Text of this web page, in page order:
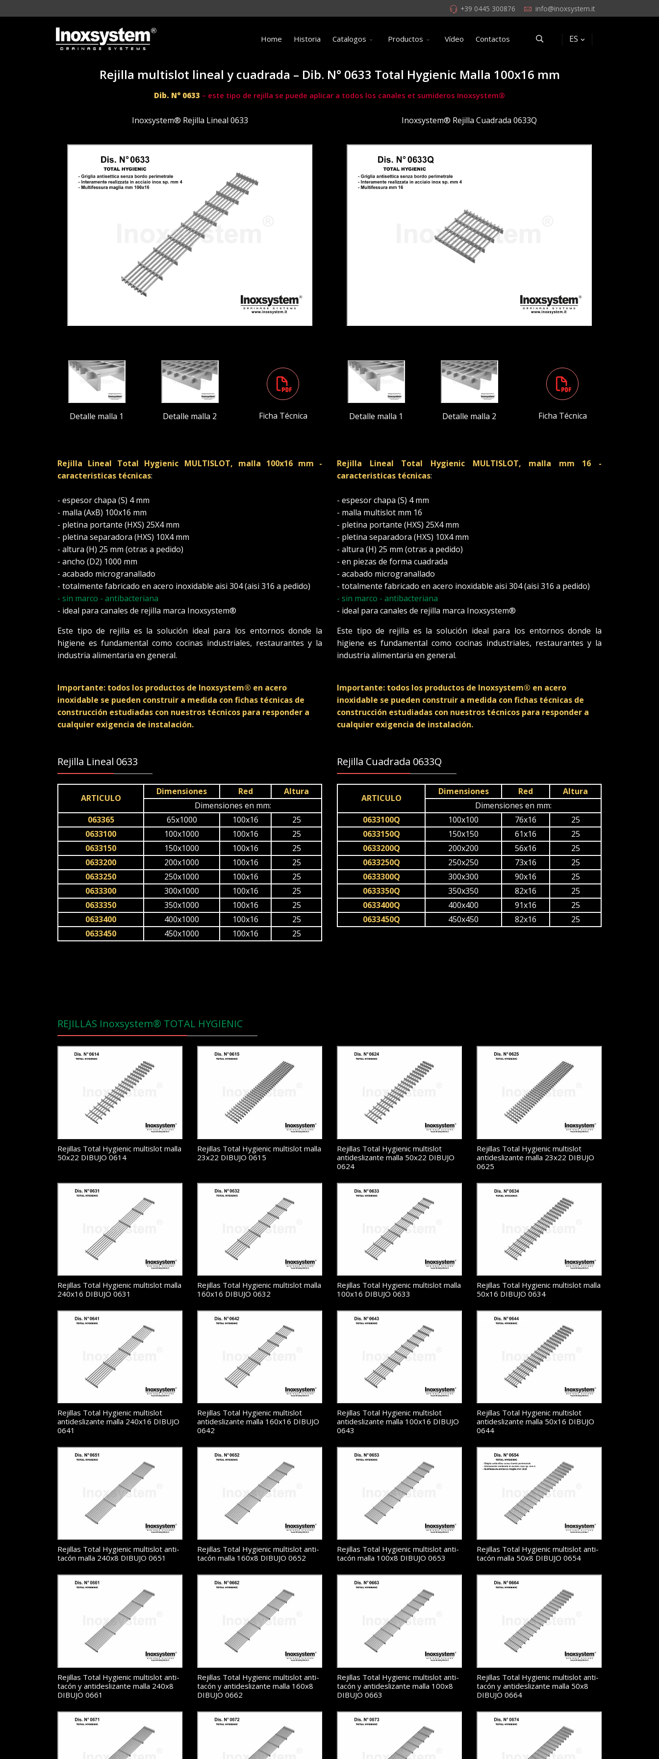
+39 0445 300876 info@inoxsystem.it
Home Historia Catalogos Productos Vídeo Contactos ES
Rejilla multislot lineal y cuadrada – Dib. N° 0633 Total Hygienic Malla 100x16 mm
Dib. N° 0633 – este tipo de rejilla se puede aplicar a todos los canales et sumideros Inoxsystem®
Inoxsystem® Rejilla Lineal 0633
Detalle malla 1 Detalle malla 2 Ficha Técnica
Rejilla Lineal Total Hygienic MULTISLOT, malla 100x16 mm -
caracteristicas técnicas:
- espesor chapa (S) 4 mm
- malla (AxB) 100x16 mm
- pletina portante (HXS) 25X4 mm
- pletina separadora (HXS) 10X4 mm
- altura (H) 25 mm (otras a pedido)
- ancho (D2) 1000 mm
- acabado microgranallado
- totalmente fabricado en acero inoxidable aisi 304 (aisi 316 a pedido)
- sin marco - antibacteriana
- ideal para canales de rejilla marca Inoxsystem®
Este tipo de rejilla es la solución ideal para los entornos donde la
higiene es fundamental como cocinas industriales, restaurantes y la
industria alimentaria en general.
Importante: todos los productos de Inoxsystem® en acero
inoxidable se pueden construir a medida con fichas técnicas de
construcción estudiadas con nuestros técnicos para responder a
cualquier exigencia de instalación.
Rejilla Lineal 0633
ARTICULO
Dimensiones Red
Altura
Dimensiones en mm:
063365
65x1000 100x16
25
0633100
100x1000 100x16
25
0633150
150x1000 100x16
25
0633200
200x1000 100x16
25
0633250
250x1000 100x16
25
0633300
300x1000 100x16
25
0633350
350x1000 100x16
25
0633400
400x1000 100x16
25
0633450
450x1000 100x16 25
Inoxsystem® Rejilla Cuadrada 0633Q
Detalle malla 1 Detalle malla 2 Ficha Técnica
Rejilla Lineal Total Hygienic MULTISLOT, malla mm 16 -
caracteristicas técnicas:
- espesor chapa (S) 4 mm
- malla multislot mm 16
- pletina portante (HXS) 25X4 mm
- pletina separadora (HXS) 10X4 mm
- altura (H) 25 mm (otras a pedido)
- en piezas de forma cuadrada
- acabado microgranallado
- totalmente fabricado en acero inoxidable aisi 304 (aisi 316 a pedido)
- sin marco - antibacteriana
- ideal para canales de rejilla marca Inoxsystem®
Este tipo de rejilla es la solución ideal para los entornos donde la
higiene es fundamental como cocinas industriales, restaurantes y la
industria alimentaria en general.
Importante: todos los productos de Inoxsystem® en acero
inoxidable se pueden construir a medida con fichas técnicas de
construcción estudiadas con nuestros técnicos para responder a
cualquier exigencia de instalación.
Rejilla Cuadrada 0633Q
ARTICULO
Dimensiones Red
Altura
Dimensiones en mm:
0633100Q
100x100 76x16
25
0633150Q
150x150 61x16
25
0633200Q
200x200 56x16
25
0633250Q
250x250 73x16
25
0633300Q
300x300 90x16
25
0633350Q
350x350 82x16
25
0633400Q
400x400 91x16
25
0633450Q
450x450 82x16 25
REJILLAS Inoxsystem® TOTAL HYGIENIC
Rejillas Total Hygienic multislot malla
50x22 DIBUJO 0614
Rejillas Total Hygienic multislot malla
23x22 DIBUJO 0615
Rejillas Total Hygienic multislot
antideslizante malla 50x22 DIBUJO
0624
Rejillas Total Hygienic multislot
antideslizante malla 23x22 DIBUJO
0625
Rejillas Total Hygienic multislot malla
240x16 DIBUJO 0631
Rejillas Total Hygienic multislot malla
160x16 DIBUJO 0632
Rejillas Total Hygienic multislot malla
100x16 DIBUJO 0633
Rejillas Total Hygienic multislot malla
50x16 DIBUJO 0634
Rejillas Total Hygienic multislot
antideslizante malla 240x16 DIBUJO
0641
Rejillas Total Hygienic multislot
antideslizante malla 160x16 DIBUJO
0642
Rejillas Total Hygienic multislot
antideslizante malla 100x16 DIBUJO
0643
Rejillas Total Hygienic multislot
antideslizante malla 50x16 DIBUJO
0644
Rejillas Total Hygienic multislot anti-
tacón malla 240x8 DIBUJO 0651
Rejillas Total Hygienic multislot anti-
tacón malla 160x8 DIBUJO 0652
Rejillas Total Hygienic multislot anti-
tacón malla 100x8 DIBUJO 0653
Rejillas Total Hygienic multislot anti-
tacón malla 50x8 DIBUJO 0654
Rejillas Total Hygienic multislot anti-
tacón y antideslizante malla 240x8
DIBUJO 0661
Rejillas Total Hygienic multislot anti-
tacón y antideslizante malla 160x8
DIBUJO 0662
Rejillas Total Hygienic multislot anti-
tacón y antideslizante malla 100x8
DIBUJO 0663
Rejillas Total Hygienic multislot anti-
tacón y antideslizante malla 50x8
DIBUJO 0664